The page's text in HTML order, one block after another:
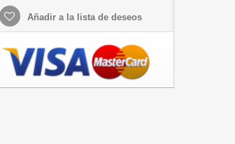
Añadir a la lista de deseos